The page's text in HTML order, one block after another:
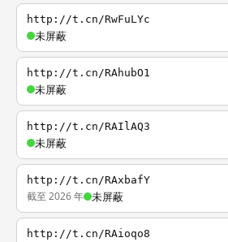
http://t.cn/RwFuLYc
未屏蔽
http://t.cn/RAhubO1
未屏蔽
http://t.cn/RAIlAQ3
未屏蔽
http://t.cn/RAxbafY
截至 2026 年 未屏蔽
http://t.cn/RAioqo8